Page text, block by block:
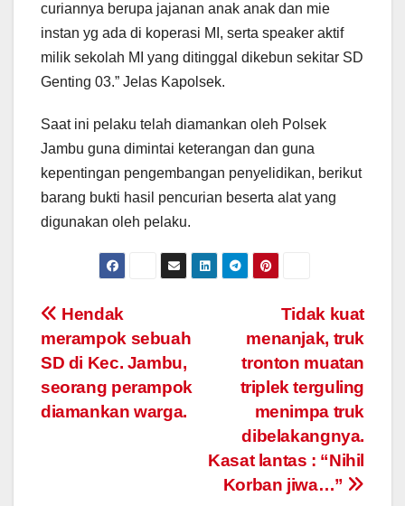
curiannya berupa jajanan anak anak dan mie
instan yg ada di koperasi MI, serta speaker aktif
milik sekolah MI yang ditinggal dikebun sekitar SD
Genting 03.” Jelas Kapolsek.
Saat ini pelaku telah diamankan oleh Polsek
Jambu guna dimintai keterangan dan guna
kepentingan pengembangan penyelidikan, berikut
barang bukti hasil pencurian beserta alat yang
digunakan oleh pelaku.
Post
navigation
Tidak kuat
menanjak, truk
tronton muatan
triplek terguling
menimpa truk
dibelakangnya.
Kasat lantas : “Nihil
Korban jiwa…”
Hendak
merampok sebuah
SD di Kec. Jambu,
seorang perampok
diamankan warga.